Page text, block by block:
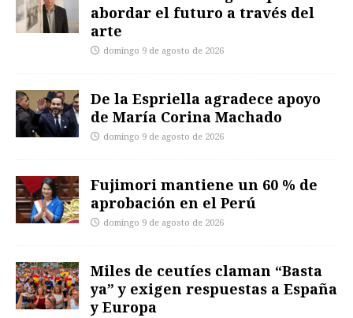
abordar el futuro a través del
arte
domingo 9 de agosto de 2026
De la Espriella agradece apoyo
de María Corina Machado
domingo 9 de agosto de 2026
Fujimori mantiene un 60 % de
aprobación en el Perú
domingo 9 de agosto de 2026
Miles de ceutíes claman “Basta
ya” y exigen respuestas a España
y Europa